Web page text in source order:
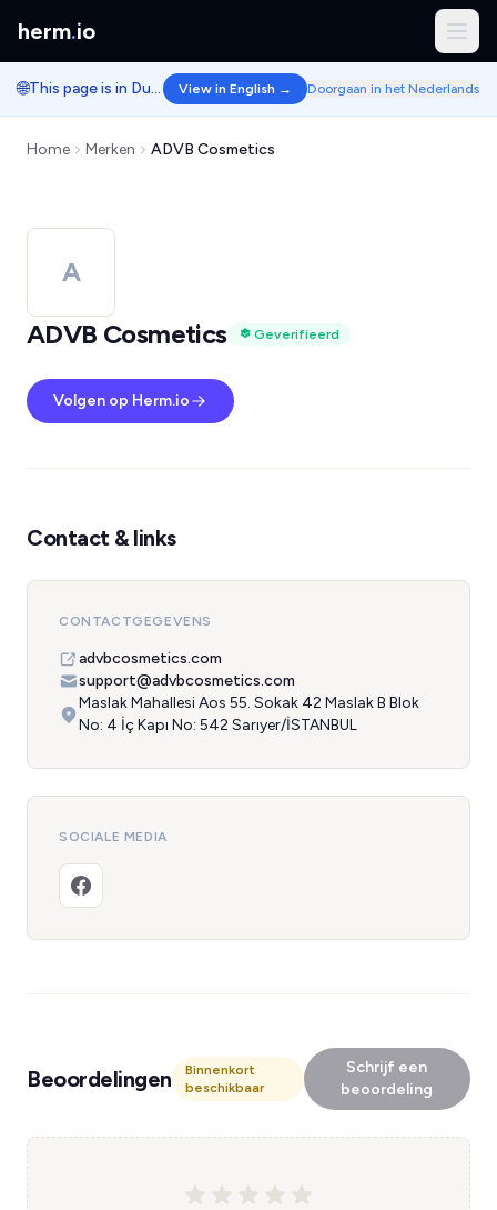
herm.io
🌐 This page is in Dutch. View in English → Doorgaan in het Nederlands
Home Merken ADVB Cosmetics
A
ADVB Cosmetics
Geverifieerd
Volgen op Herm.io
Contact & links
CONTACTGEGEVENS
advbcosmetics.com
support@advbcosmetics.com
Maslak Mahallesi Aos 55. Sokak 42 Maslak B Blok
No: 4 İç Kapı No: 542 Sarıyer/İSTANBUL
SOCIALE MEDIA
Beoordelingen
Binnenkort
beschikbaar
Schrijf een
beoordeling